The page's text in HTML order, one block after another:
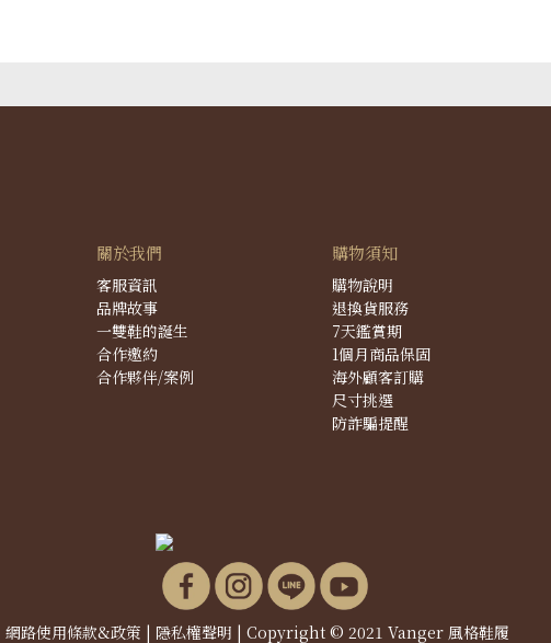
關於我們
客服資訊
品牌故事
一雙鞋的誕生
合作邀約
合作夥伴/案例
購物須知
購物說明
退換貨服務
7天鑑賞期
1個月商品保固
海外顧客訂購
尺寸挑選
防詐騙提醒
網路使用條款&政策 | 隱私權聲明 | Copyright © 2021 Vanger 風格鞋履